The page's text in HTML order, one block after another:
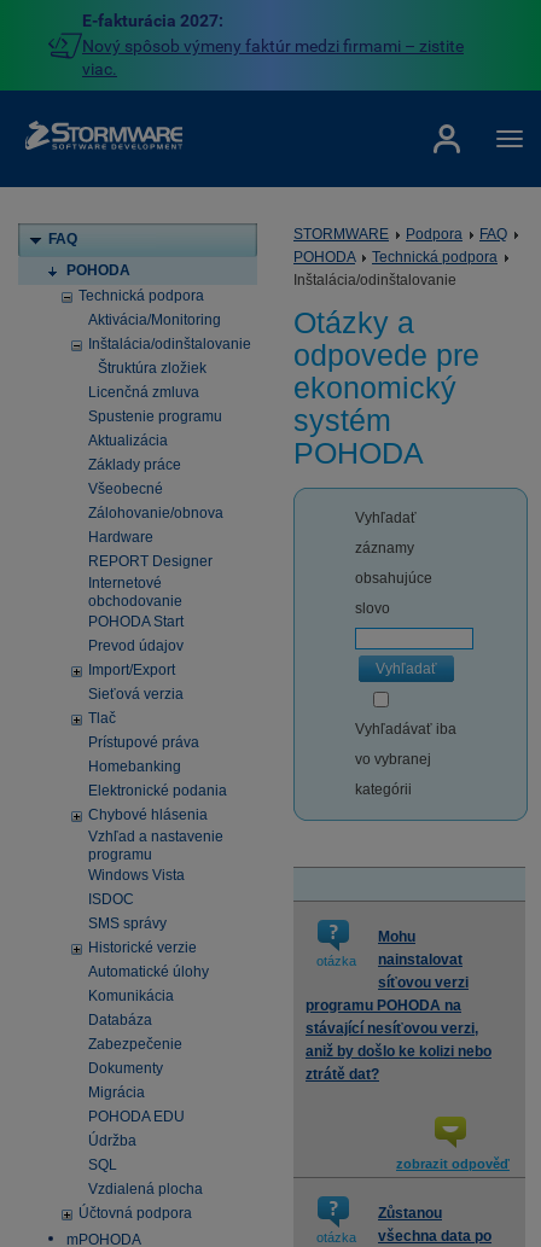
E-fakturácia 2027:
Nový spôsob výmeny faktúr medzi firmami – zistite
viac.
FAQ
POHODA
Technická podpora
Aktivácia/Monitoring
Inštalácia/odinštalovanie
Štruktúra zložiek
Licenčná zmluva
Spustenie programu
Aktualizácia
Základy práce
Všeobecné
Zálohovanie/obnova
Hardware
REPORT Designer
Internetové
obchodovanie
POHODA Start
Prevod údajov
Import/Export
Sieťová verzia
Tlač
Prístupové práva
Homebanking
Elektronické podania
Chybové hlásenia
Vzhľad a nastavenie
programu
Windows Vista
ISDOC
SMS správy
Historické verzie
Automatické úlohy
Komunikácia
Databáza
Zabezpečenie
Dokumenty
Migrácia
POHODA EDU
Údržba
SQL
Vzdialená plocha
Účtovná podpora
mPOHODA
STORMWARE Podpora
FAQ
POHODA
Technická podpora
Inštalácia/odinštalovanie
Otázky a
odpovede pre
ekonomický
systém
POHODA
Vyhľadať
záznamy
obsahujúce
slovo
Vyhľadať
Vyhľadávať iba
vo vybranej
kategórii
otázka
Mohu
nainstalovat
síťovou verzi
programu POHODA na
stávající nesíťovou verzi,
aniž by došlo ke kolizi nebo
ztrátě dat?
zobrazit odpověď
otázka
Zůstanou
všechna data po